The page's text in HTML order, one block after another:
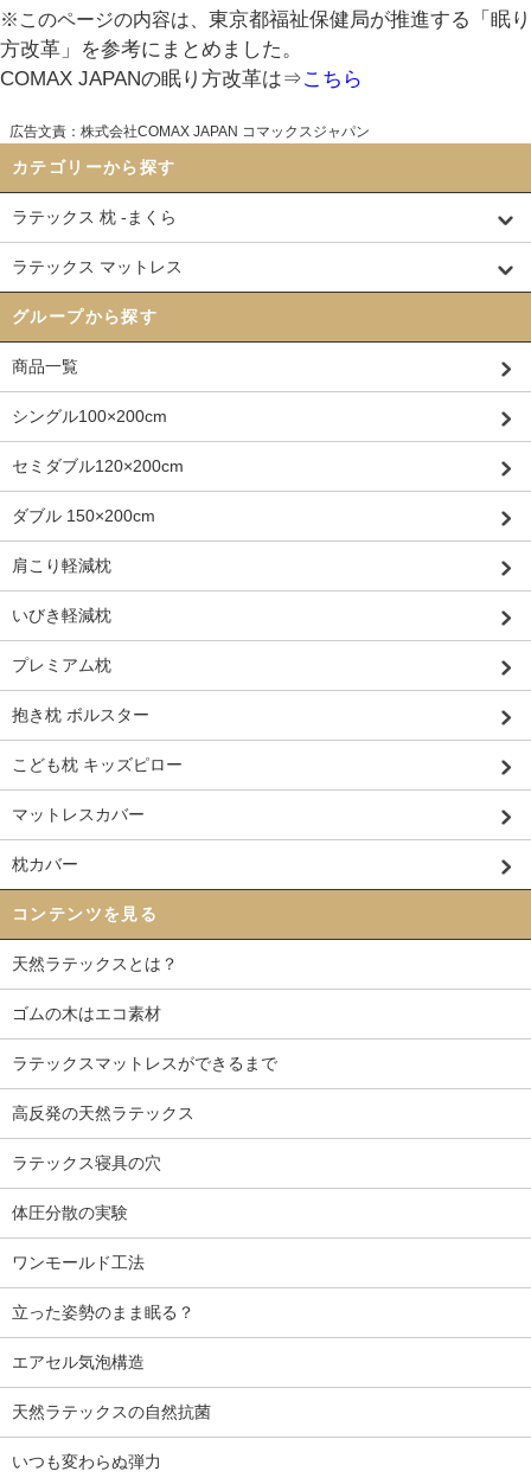
※このページの内容は、 東京都福祉保健局が推進する「眠り
方改革」を参考にまとめました。
COMAX JAPANの眠り方改革は⇒こちら
広告文責：株式会社COMAX JAPAN コマックスジャパン
カテゴリーから探す
ラテックス 枕 -まくら
ラテックス マットレス
グループから探す
商品一覧
シングル100×200cm
セミダブル120×200cm
ダブル 150×200cm
肩こり軽減枕
いびき軽減枕
プレミアム枕
抱き枕 ボルスター
こども枕 キッズピロー
マットレスカバー
枕カバー
コンテンツを見る
天然ラテックスとは？
ゴムの木はエコ素材
ラテックスマットレスができるまで
高反発の天然ラテックス
ラテックス寝具の穴
体圧分散の実験
ワンモールド工法
立った姿勢のまま眠る？
エアセル気泡構造
天然ラテックスの自然抗菌
いつも変わらぬ弾力